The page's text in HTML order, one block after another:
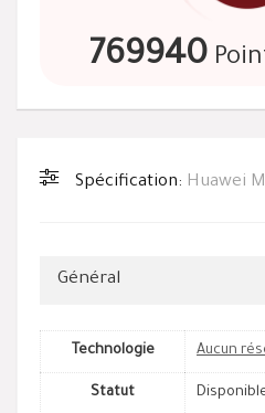
769940
Spécification: Huawei
Général
Technologie Aucun
Statut